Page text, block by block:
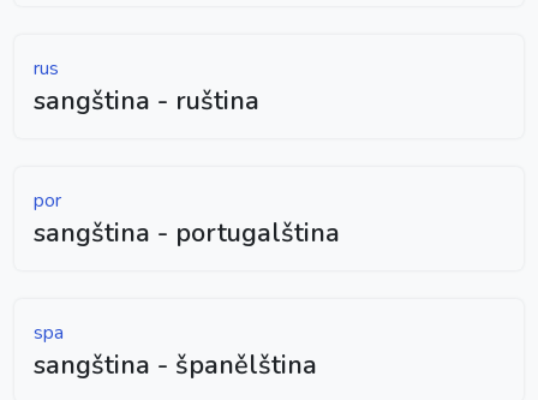
rus
sangština - ruština
por
sangština - portugalština
spa
sangština - španělština